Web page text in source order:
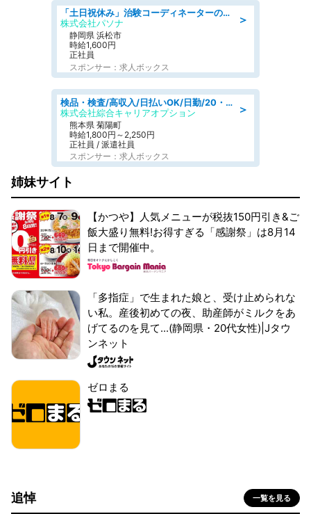
＞
「土日祝休み」治験コーディネーターのお仕事/未経験OK
株式会社パソナ
静岡県 浜松市
時給1,600円
正社員
スポンサー：求人ボックス
＞
検品・検査/高収入/日払いOK/日勤/20・30・40代活躍中/製造 工場
株式会社綜合キャリアオプション
熊本県 菊陽町
時給1,800円～2,250円
正社員 / 派遣社員
スポンサー：求人ボックス
姉妹サイト
【かつや】人気メニューが税抜150円引き&ご
飯大盛り無料!お得すぎる「感謝祭」は8月14
日まで開催中。
「多指症」で生まれた娘と、受け止められな
い私。産後初めての夜、助産師がミルクをあ
げてるのを見て...(静岡県・20代女性)|Jタウ
ンネット
ゼロまる
追悼 一覧を見る